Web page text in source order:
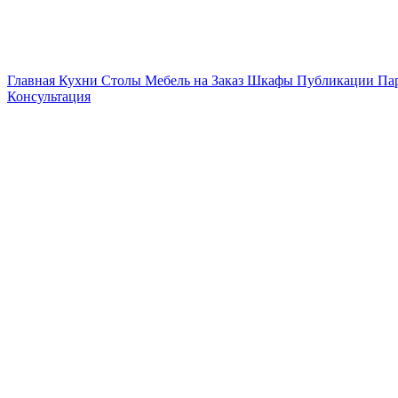
Главная Кухни Столы Мебель на Заказ Шкафы Публикации
Консультация